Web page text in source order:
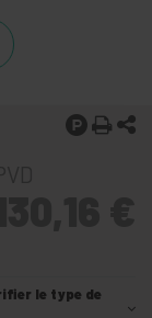
le type de